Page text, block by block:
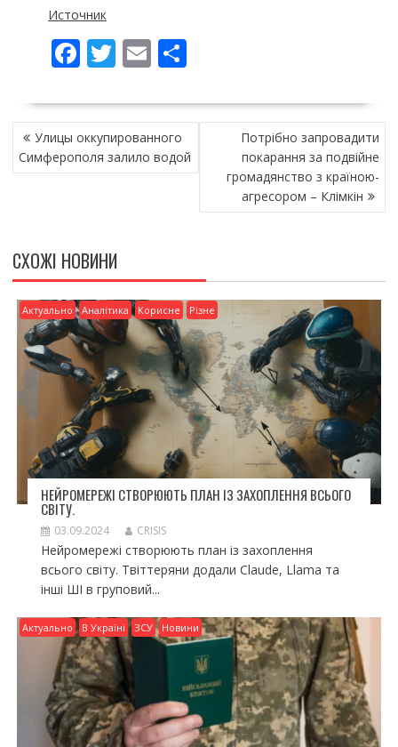
Источник
F
e
b
o
T
itt
er
E
ai
l
П
ді
и
и
НАВІГАЦІЯ
ЗАПИСІВ
Улицы оккупированного
Симферополя залило водой
Потрібно запровадити
покарання за подвійне
громадянство з країною-
агресором – Клімкін
СХОЖІ НОВИНИ
Актуально Аналітика Корисне Різне
НЕЙРОМЕРЕЖІ СТВОРЮЮТЬ ПЛАН ІЗ ЗАХОПЛЕННЯ ВСЬОГО
СВІТУ.
03.09.2024 CRISIS
Нейромережі створюють план із захоплення
всього світу. Твіттеряни додали Claude, Llama та
інші ШІ в груповий...
Актуально В Україні ЗСУ Новини